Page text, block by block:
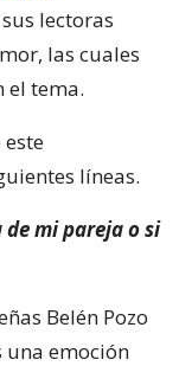
lectoras
las cuales
el tema.
líneas.
de mi pareja o si
Belén Pozo
una emoción